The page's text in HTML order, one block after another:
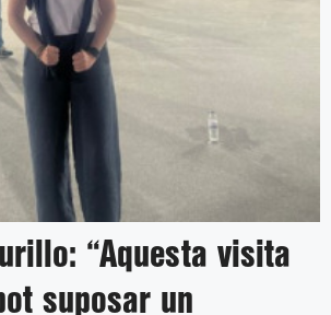
“Aquesta visita
suposar un